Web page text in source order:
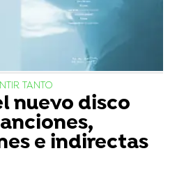
TANTO
nuevo disco
e indirectas